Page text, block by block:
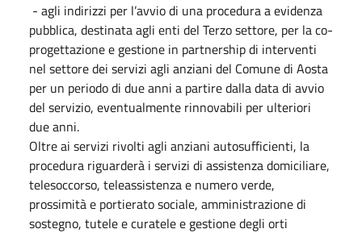
- agli indirizzi per l’avvio di una procedura a evidenza
pubblica, destinata agli enti del Terzo settore, per la co-
progettazione e gestione in partnership di interventi
nel settore dei servizi agli anziani del Comune di Aosta
per un periodo di due anni a partire dalla data di avvio
del servizio, eventualmente rinnovabili per ulteriori
due anni.
Oltre ai servizi rivolti agli anziani autosufficienti, la
procedura riguarderà i servizi di assistenza domiciliare,
telesoccorso, teleassistenza e numero verde,
prossimità e portierato sociale, amministrazione di
sostegno, tutele e curatele e gestione degli orti